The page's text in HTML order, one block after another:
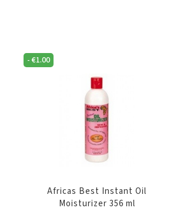
-€1.00
Africas Best Instant Oil
Moisturizer 356 ml